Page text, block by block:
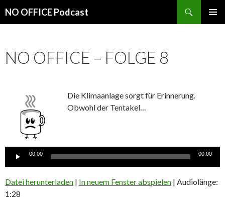
NO OFFICE Podcast
NO OFFICE – FOLGE 8
Die Klimaanlage sorgt für Erinnerung.
Obwohl der Tentakel…
00:00 00:00
Datei herunterladen | In neuem Fenster abspielen | Audiolänge:
1:28